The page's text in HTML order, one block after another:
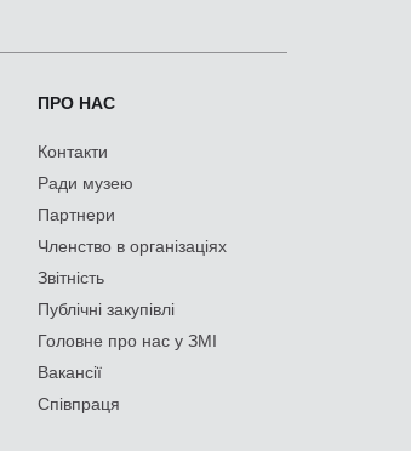
ПРО НАС
Контакти
Ради музею
Партнери
Членство в організаціях
Звітність
Публічні закупівлі
Головне про нас у ЗМІ
Вакансії
Співпраця